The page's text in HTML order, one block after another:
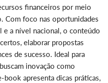
financeiros por meio
Com foco nas oportunidades
e a nível nacional, o conteúdo
elaborar propostas
de sucesso. Ideal para
inovação como
apresenta dicas práticas,